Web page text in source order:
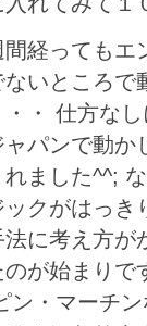
間経ってもエ
ないところで
・・ 仕方な
ャパンで動か
れました^^;
ックがはっ
に考え方が
のが始まりで
ン・マーチ